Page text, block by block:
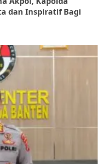
dan Inspiratif Bagi